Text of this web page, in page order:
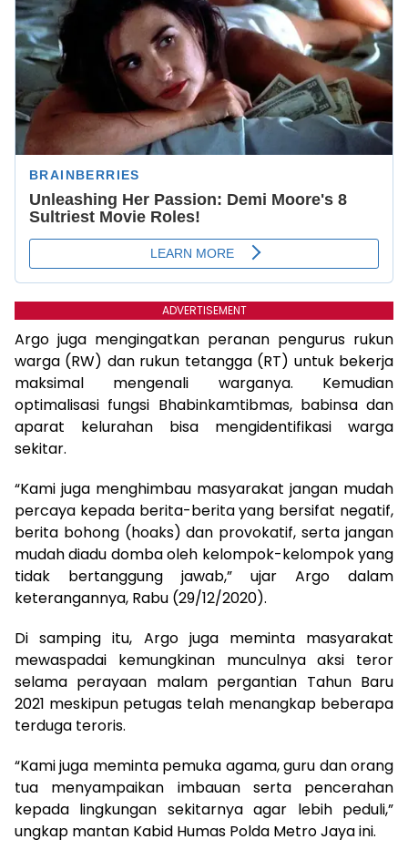
ADVERTISEMENT
Argo juga mengingatkan peranan pengurus rukun
warga (RW) dan rukun tetangga (RT) untuk bekerja
maksimal mengenali warganya. Kemudian
optimalisasi fungsi Bhabinkamtibmas, babinsa dan
aparat kelurahan bisa mengidentifikasi warga
sekitar.
“Kami juga menghimbau masyarakat jangan mudah
percaya kepada berita-berita yang bersifat negatif,
berita bohong (hoaks) dan provokatif, serta jangan
mudah diadu domba oleh kelompok-kelompok yang
tidak bertanggung jawab,” ujar Argo dalam
keterangannya, Rabu (29/12/2020).
Di samping itu, Argo juga meminta masyarakat
mewaspadai kemungkinan munculnya aksi teror
selama perayaan malam pergantian Tahun Baru
2021 meskipun petugas telah menangkap beberapa
terduga teroris.
“Kami juga meminta pemuka agama, guru dan orang
tua menyampaikan imbauan serta pencerahan
kepada lingkungan sekitarnya agar lebih peduli,”
ungkap mantan Kabid Humas Polda Metro Jaya ini.